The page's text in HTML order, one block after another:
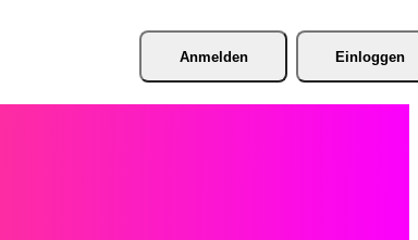
Anmelden Einloggen